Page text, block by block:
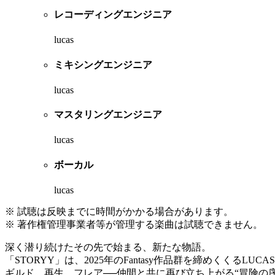
レコーディングエンジニア
lucas
ミキシングエンジニア
lucas
マスタリングエンジニア
lucas
ボーカル
lucas
※ 試聴は反映までに時間がかかる場合があります。
※ 著作権管理事業者等が管理する楽曲は試聴できません。
深く潜り続けたその先で始まる、新たな物語。
「STORYY」は、2025年のFantasy作品群を締めくくる
ギルド、再生、フレア──仲間と共に再び立ち上がる“冒険の